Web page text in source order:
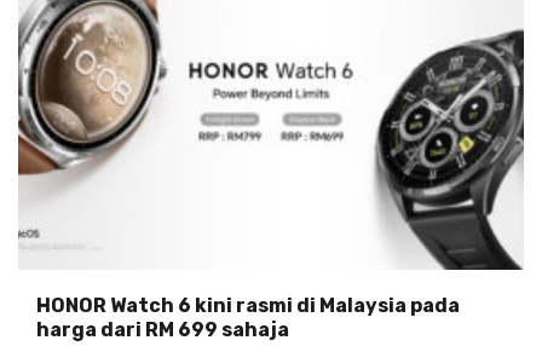
HONOR Watch 6 kini rasmi di Malaysia pada
harga dari RM 699 sahaja